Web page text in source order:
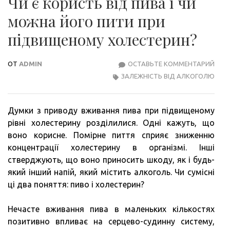
можна його пити при
підвищеному холестерин?
ОТ ADMIN ОСТАВЬТЕ КОММЕНТАРИЙ
ЗАЛЕЖНІСТЬ ВІД АЛКОГОЛЮ
Думки з приводу вживання пива при підвищеному
рівні холестерину розділилися. Одні кажуть, що
воно корисне. Помірне пиття сприяє зниженню
концентрації холестерину в організмі. Інші
стверджують, що воно приносить шкоду, як і будь-
який інший напій, який містить алкоголь. Чи сумісні
ці два поняття: пиво і холестерин?
Нечасте вживання пива в маленьких кількостях
позитивно впливає на серцево-судинну систему,